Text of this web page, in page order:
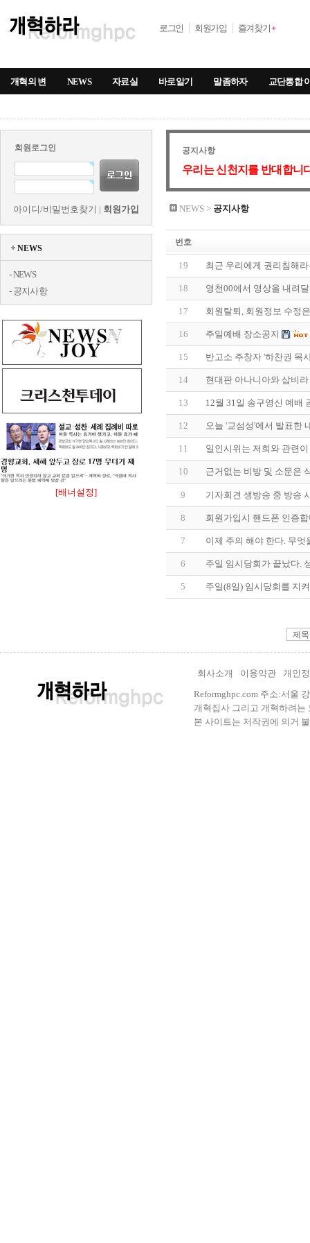
로그인 회원가입 즐겨찾기+
개혁의 변 NEWS 자료실 바로알기 말좀하자 교단통합
회원로그인
아이디/비밀번호찾기 | 회원가입
NEWS
-NEWS
- 공지사항
[배너설정]
공지사항
우리는 신천지를 반대합니
NEWS > 공지사항
번호
19 최근 우리에게 권리침해
18 영천00에서 영상을 내려
17 회원탈퇴, 회원정보 수정
16 주일예배 장소공지
15 반고소 주창자 '하찬권 목
14 현대판 아나니아와 삽비라
13 12월 31일 송구영신 예배
12 오늘 '교섬성'에서 발표한
11 일인시위는 저희와 관련
10 근거없는 비방 및 소문은
9 기자회견 생방송 중 방송
8 회원가입시 핸드폰 인증
7 이제 주의 해야 한다. 무엇
6 주일 임시당회가 끝났다.
5 주일(8일) 임시당회를 지
회사소개 이용약관
개인
Reformghpc.com 주소:서울
개혁집사 그리고 개혁하려는
본 사이트는 저작권에 의거